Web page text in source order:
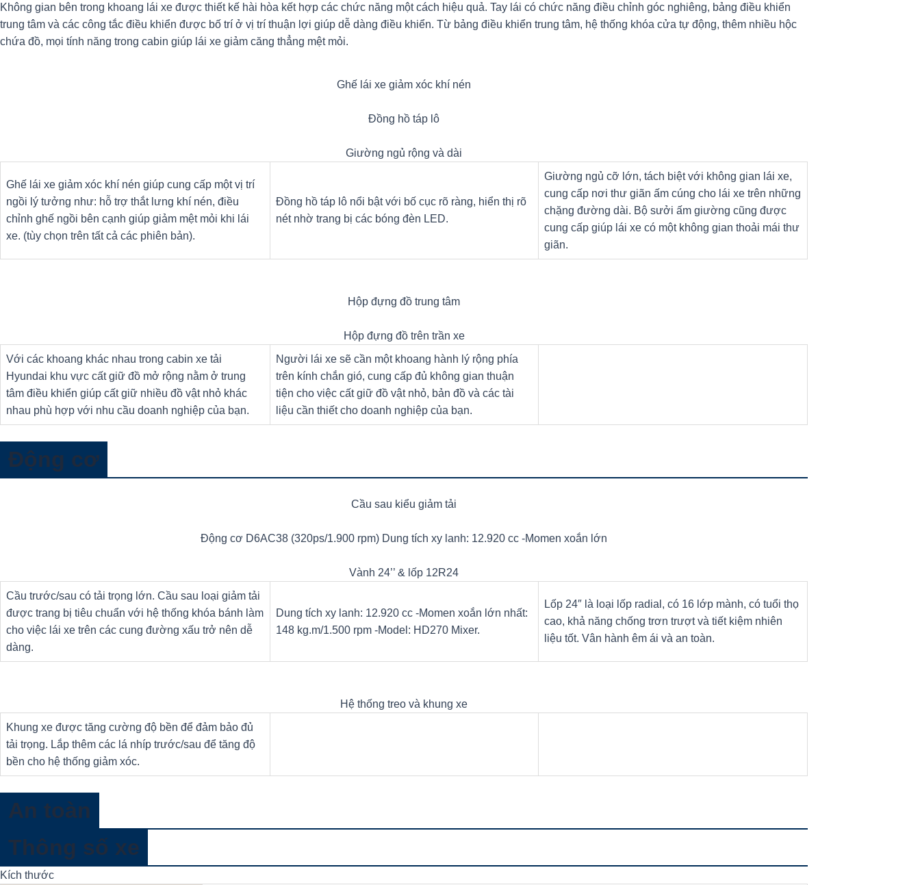
Không gian bên trong khoang lái xe được thiết kế hài hòa kết hợp các chức năng một cách hiệu quả. Tay lái có chức năng điều chỉnh góc nghiêng, bảng điều khiển
trung tâm và các công tắc điều khiển được bố trí ở vị trí thuận lợi giúp dễ dàng điều khiển. Từ bảng điều khiển trung tâm, hệ thống khóa cửa tự động, thêm nhiều hộc
chứa đồ, mọi tính năng trong cabin giúp lái xe giảm căng thẳng mệt mỏi.
Ghế lái xe giảm xóc khí nén
Đồng hồ táp lô
Giường ngủ rộng và dài
Ghế lái xe giảm xóc khí nén giúp cung cấp một vị trí
ngồi lý tưởng như: hỗ trợ thắt lưng khí nén, điều
chỉnh ghế ngồi bên cạnh giúp giảm mệt mỏi khi lái
xe. (tùy chọn trên tất cả các phiên bản).
Đồng hồ táp lô nổi bật với bố cục rõ ràng, hiển thị rõ
nét nhờ trang bị các bóng đèn LED.
Giường ngủ cỡ lớn, tách biệt với không gian lái xe,
cung cấp nơi thư giãn ấm cúng cho lái xe trên những
chặng đường dài. Bộ sưởi ấm giường cũng được
cung cấp giúp lái xe có một không gian thoải mái thư
giãn.
Hộp đựng đồ trung tâm
Hộp đựng đồ trên trần xe
Với các khoang khác nhau trong cabin xe tải
Hyundai khu vực cất giữ đồ mở rộng nằm ở trung
tâm điều khiển giúp cất giữ nhiều đồ vật nhỏ khác
nhau phù hợp với nhu cầu doanh nghiệp của bạn.
Người lái xe sẽ cần một khoang hành lý rộng phía
trên kính chắn gió, cung cấp đủ không gian thuận
tiện cho việc cất giữ đồ vật nhỏ, bản đồ và các tài
liệu cần thiết cho doanh nghiệp của bạn.
Động cơ
Cầu sau kiểu giảm tải
Động cơ D6AC38 (320ps/1.900 rpm) Dung tích xy lanh: 12.920 cc -Momen xoắn lớn
Vành 24’’ & lốp 12R24
Cầu trước/sau có tải trọng lớn. Cầu sau loại giảm tải
được trang bị tiêu chuẩn với hệ thống khóa bánh làm
cho việc lái xe trên các cung đường xấu trở nên dễ
dàng.
Dung tích xy lanh: 12.920 cc -Momen xoắn lớn nhất:
148 kg.m/1.500 rpm -Model: HD270 Mixer.
Lốp 24″ là loại lốp radial, có 16 lớp mành, có tuổi thọ
cao, khả năng chống trơn trượt và tiết kiệm nhiên
liệu tốt. Vân hành êm ái và an toàn.
Hệ thống treo và khung xe
Khung xe được tăng cường độ bền để đảm bảo đủ
tải trọng. Lắp thêm các lá nhíp trước/sau để tăng độ
bền cho hệ thống giảm xóc.
An toàn
Thông số xe
Kích thước